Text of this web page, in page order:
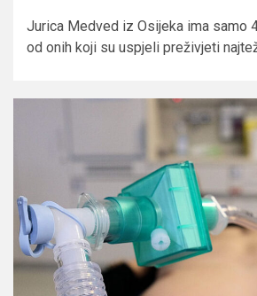
Jurica Medved iz Osijeka ima samo
od onih koji su uspjeli preživjeti